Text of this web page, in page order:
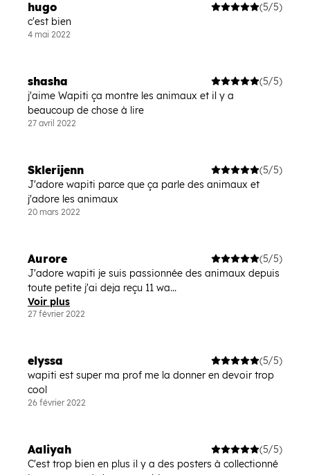
hugo
(5/5)
c'est bien
4 mai 2022
shasha
(5/5)
j'aime Wapiti ça montre les animaux et il y a
beaucoup de chose à lire
27 avril 2022
Sklerijenn
(5/5)
J'adore wapiti parce que ça parle des animaux et
j'adore les animaux
20 mars 2022
Aurore
(5/5)
J'adore wapiti je suis passionnée des animaux depuis
toute petite j'ai deja reçu 11 wa...
Voir plus
27 février 2022
elyssa
(5/5)
wapiti est super ma prof me la donner en devoir trop
cool
26 février 2022
Aaliyah
(5/5)
C'est trop bien en plus il y a des posters à collectionné